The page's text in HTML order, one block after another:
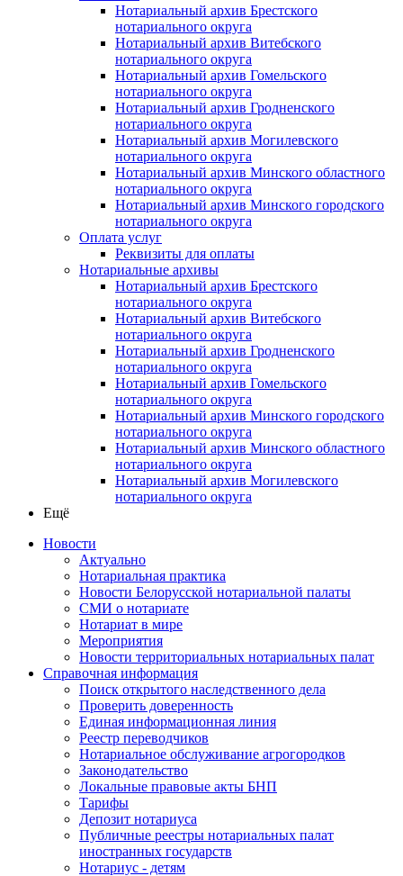
Нотариальный архив Брестского
нотариального округа
Нотариальный архив Витебского
нотариального округа
Нотариальный архив Гомельского
нотариального округа
Нотариальный архив Гродненского
нотариального округа
Нотариальный архив Могилевского
нотариального округа
Нотариальный архив Минского областного
нотариального округа
Нотариальный архив Минского городского
нотариального округа
Оплата услуг
Реквизиты для оплаты
Нотариальные архивы
Нотариальный архив Брестского
нотариального округа
Нотариальный архив Витебского
нотариального округа
Нотариальный архив Гродненского
нотариального округа
Нотариальный архив Гомельского
нотариального округа
Нотариальный архив Минского городского
нотариального округа
Нотариальный архив Минского областного
нотариального округа
Нотариальный архив Могилевского
нотариального округа
Ещё
Новости
Актуально
Нотариальная практика
Новости Белорусской нотариальной палаты
СМИ о нотариате
Нотариат в мире
Мероприятия
Новости территориальных нотариальных палат
Справочная информация
Поиск открытого наследственного дела
Проверить доверенность
Единая информационная линия
Реестр переводчиков
Нотариальное обслуживание агрогородков
Законодательство
Локальные правовые акты БНП
Тарифы
Депозит нотариуса
Публичные реестры нотариальных палат
иностранных государств
Нотариус - детям